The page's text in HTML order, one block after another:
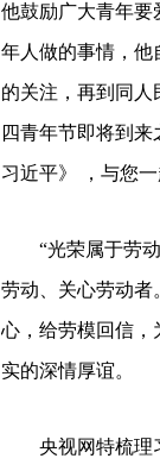
他鼓励广大青年要
年人做的事情，他
的关注，再到同
四青年节即将到
习近平》 ，与您
“光荣属于劳
劳动、关心劳动者
心，给劳模回信，
实的深情厚谊。
央视网特梳理